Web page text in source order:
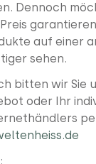
Dennoch
auf einer
sehen.
bitten wir Sie
oder Ihr
: